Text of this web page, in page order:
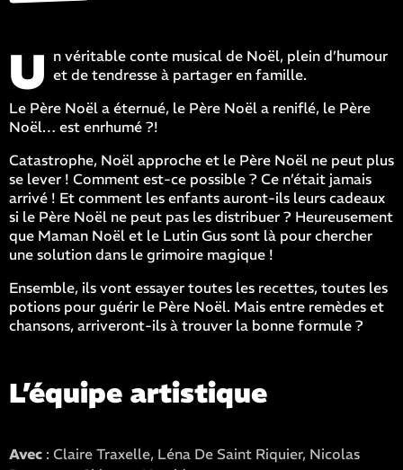
U n véritable conte musical de Noël, plein d’humour
et de tendresse à partager en famille.
Le Père Noël a éternué, le Père Noël a reniflé, le Père
Noël… est enrhumé ?!
Catastrophe, Noël approche et le Père Noël ne peut plus
se lever ! Comment est-ce possible ? Ce n’était jamais
arrivé ! Et comment les enfants auront-ils leurs cadeaux
si le Père Noël ne peut pas les distribuer ? Heureusement
que Maman Noël et le Lutin Gus sont là pour chercher
une solution dans le grimoire magique !
Ensemble, ils vont essayer toutes les recettes, toutes les
potions pour guérir le Père Noël. Mais entre remèdes et
chansons, arriveront-ils à trouver la bonne formule ?
L’équipe artistique
Avec : Claire Traxelle, Léna De Saint Riquier, Nicolas